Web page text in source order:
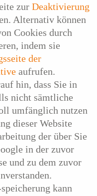
zur Deaktivierung
Alternativ können
Cookies durch
indem sie
der
aufrufen.
hin, dass Sie in
nicht sämtliche
umfänglich nutzen
dieser Website
der über Sie
in der zuvor
und zu dem zuvor
kann